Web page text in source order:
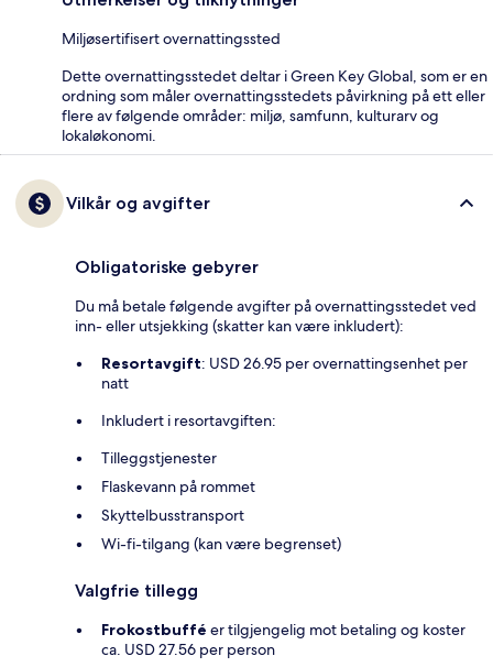
Miljøsertifisert overnattingssted
Dette overnattingsstedet deltar i Green Key Global, som er en
ordning som måler overnattingsstedets påvirkning på ett eller
flere av følgende områder: miljø, samfunn, kulturarv og
lokaløkonomi.
Vilkår og avgifter
Obligatoriske gebyrer
Du må betale følgende avgifter på overnattingsstedet ved
inn- eller utsjekking (skatter kan være inkludert):
Resortavgift: USD 26.95 per overnattingsenhet per
natt
Inkludert i resortavgiften:
Tilleggstjenester
Flaskevann på rommet
Skyttelbusstransport
Wi-fi-tilgang (kan være begrenset)
Valgfrie tillegg
Frokostbuffé er tilgjengelig mot betaling og koster
ca. USD 27.56 per person